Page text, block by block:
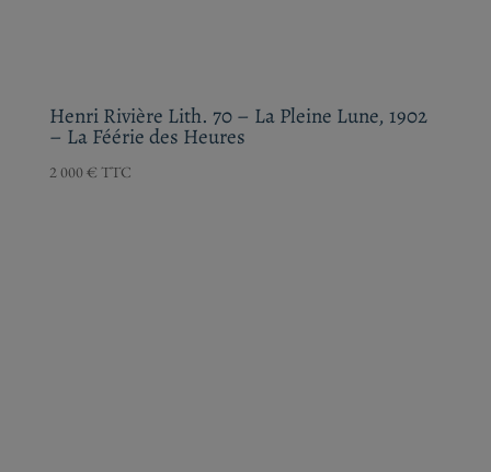
Henri Rivière Lith. 70 – La Pleine Lune, 1902
– La Féérie des Heures
2 000€ TTC